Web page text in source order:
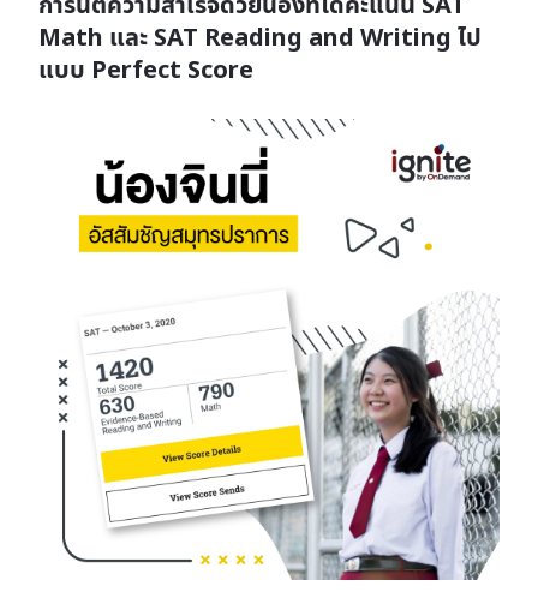
Math และ SAT Reading and Writing ไป
แบบ Perfect Score